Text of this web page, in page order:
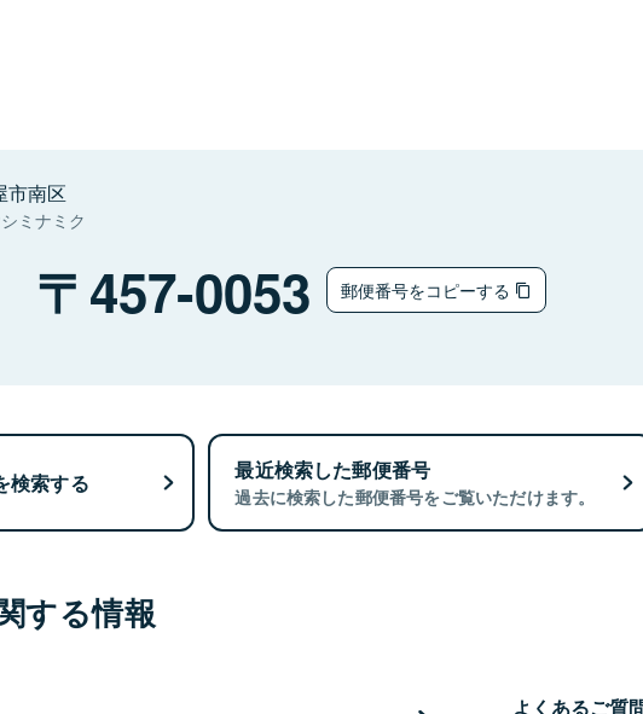
市南区
ミナミク
457-0053 郵便番号をコピーする
検索する 最近検索した郵便番号
過去に検索した郵便番号をご覧いただけます。
する情報
よくあるご質